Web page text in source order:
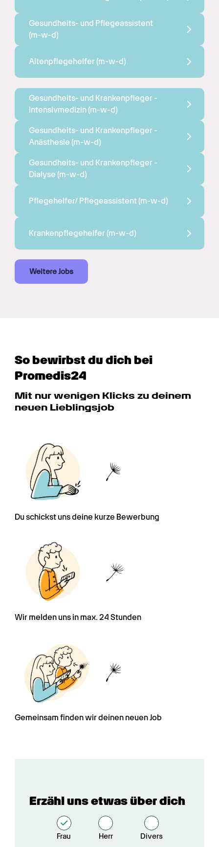
(m-w-d)
Altenpflegehelfer (m-w-d)
Gesundheits- und Krankenpfleger -
Intensivmedizin (m-w-d)
Gesundheits- und Krankenpfleger -
Anästhesie (m-w-d)
Gesundheits- und Krankenpfleger -
Dialyse (m-w-d)
Pflegehelfer/ Pflegeassistent (m-w-d)
Krankenpflegehelfer (m-w-d)
Weitere Jobs
So bewirbst du dich bei
Promedis24
Mit nur wenigen Klicks zu deinem
neuen Lieblingsjob
Du schickst uns deine kurze Bewerbung
Wir melden uns in max. 24 Stunden
Gemeinsam finden wir deinen neuen Job
Erzähl uns etwas über dich
Frau Herr Divers